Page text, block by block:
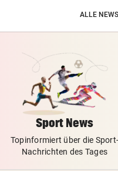
ALLE
Sport News
Topinformiert über die Sport-
Nachrichten des Tages